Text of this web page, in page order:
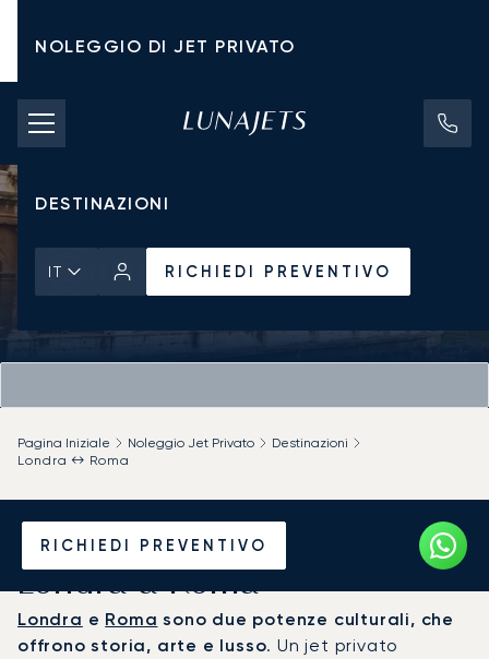
NOLEGGIO DI JET PRIVATO
TARIFFE DI NOLEGGIO
JET PRIVATI
DESTINAZIONI
IT RICHIEDI PREVENTIVO
RICHIEDI PREVENTIVO
Pagina Iniziale Noleggio Jet Privato
Destinazioni
Londra ↔ Roma
Noleggia un Jet Privato da
Londra a Roma
Londra e Roma sono due potenze culturali, che
offrono storia, arte e lusso. Un jet privato